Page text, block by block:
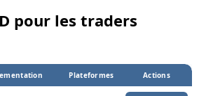
pour les traders
Plateformes Actions